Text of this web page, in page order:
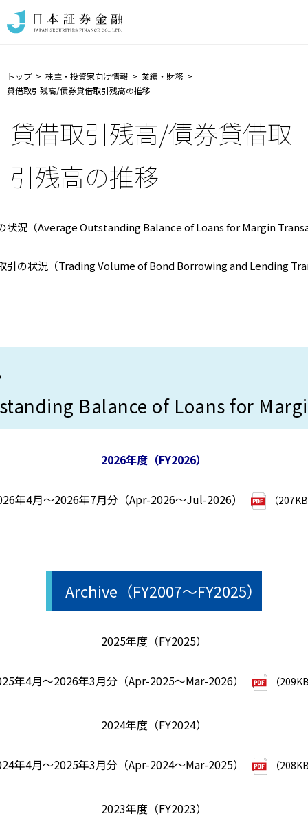
トップ 株主・投資家向け情報
業績・財務
貸借取引残高/債券貸借取引残高の推移
貸借取引残高/債券貸借取
引残高の推移
状況（Average Outstanding Balance of Loans for Margin
引の状況（Trading Volume of Bond Borrowing and Lending
Balance of Loans for
2026年度（FY2026）
年4月～2026年7月分（Apr-2026～Jul-2026） （
Archive（FY2007～FY2025）
2025年度（FY2025）
年4月～2026年3月分（Apr-2025～Mar-2026） （
2024年度（FY2024）
年4月～2025年3月分（Apr-2024～Mar-2025） （
2023年度（FY2023）